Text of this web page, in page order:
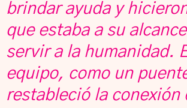
brindar ayuda y
que estaba a su
servir a la humanidad.
equipo, como un
restableció la conexión